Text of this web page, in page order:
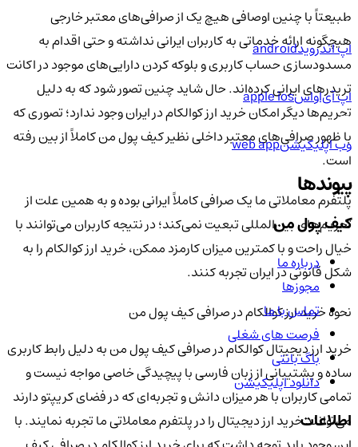
طبیعتاً با چنین اوصافی هیچ یک از صرافی‌های معتبر خارجی
هیچگونه ارائه خدماتی به کاربران ایرانی نداشته و حتی اقدام به
مسدودسازی حساب کاربری و بلوکه کردن دارایی‌های موجود در اکانت
تریدرهای ایرانی کرده‌اند. حال شاید چنین تصور شود که به دلیل
تحریم‌ها دیگر امکان خرید ارز کوالکام در ایران وجود ندارد؛ تصوری که
با ظهور صرافی‌های معتبر داخلی نظیر کیف پول من کاملاً از بین رفته
است.
پلتفرم معاملاتی ما یک صرافی کاملاً ایرانی بوده و به همین علت از
تحریم‌های بین‌المللی تبعیت نمی‌کند؛ در نتیجه کاربران می‌توانند با
خیال راحت و با کمترین میزان کارمزد ممکن، خرید ارز کوالکام را به
شکل قانونی در ایران تجربه کنند.
نحوه خرید ارز کوالکام در صرافی کیف پول من
خرید ارز دیجیتال کوالکام در صرافی کیف پول من به دلیل رابط کاربری
ساده و پشتیبانی از زبان فارسی با پیچیدگی خاصی مواجه نیست و
تمامی کاربران با هر میزان دانش و تجربه‌ای که در فضای کریپتو دارند
می‌توانند خرید ارز دیجیتال را در پلتفرم معاملاتی ما تجربه نمایند. با
اپ اندرویدandroid
اپ آی‌او‌اسapple ios
وب اپلیکیشنweb app
پیوندها
کیف پول من
درباره ما
مجوزها
تماس با ما
فرصت های شغلی
باگ بانتی
دانلود اپلیکیشن
اطلاعات